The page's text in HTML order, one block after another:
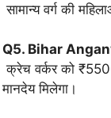
सामान्य वर्ग की
Q5. Bihar
क्रेच वर्कर को
मानदेय मिलेगा।